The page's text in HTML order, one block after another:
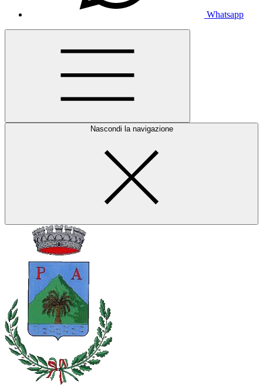
Whatsapp
Nascondi la navigazione